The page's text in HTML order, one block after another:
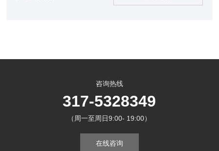
进入机器并从前方排出干燥无菌纯洁风，并形成正压状态。
咨询热线
317-5328349
（周一至周日9:00- 19:00）
在线咨询